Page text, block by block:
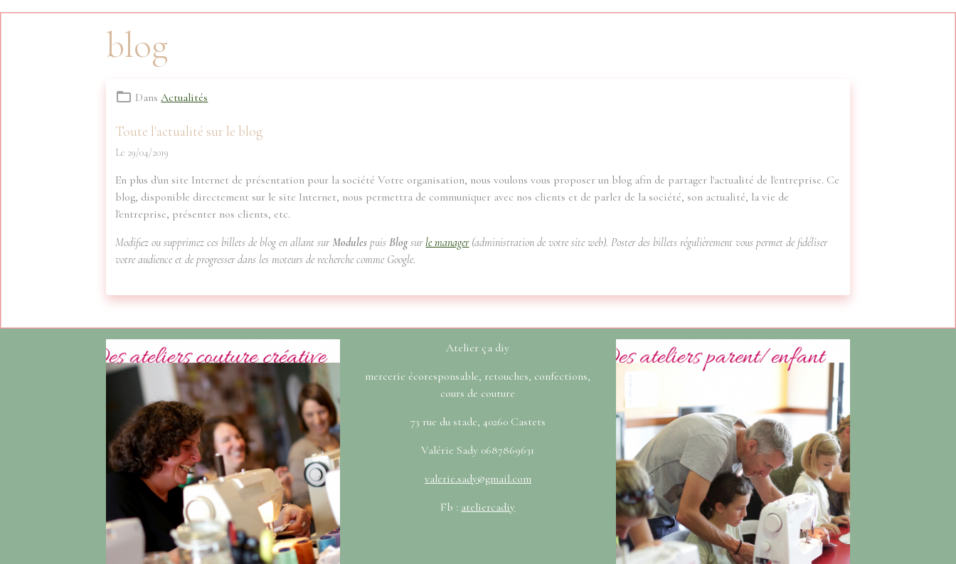
blog
DansActualités
Toute l'actualité sur le blog
Le 29/04/2019
En plus d'un site Internet de présentation pour la société Votre organisation, nous voulons vous proposer un blog afin de partager l'actualité de l'entreprise. Ce
blog, disponible directement sur le site Internet, nous permettra de communiquer avec nos clients et de parler de la société, son actualité, la vie de
l'entreprise, présenter nos clients, etc.
Modifiez ou supprimez ces billets de blog en allant surModules puis Blogsur le manager(administration de votre site web). Poster des billets régulièrement vous permet de fidéliser
votre audience et de progresser dans les moteurs de recherche comme Google.
Atelier ça diy
mercerie écoresponsable, retouches, confections,
cours de couture
73 rue du stade, 40260 Castets
Valérie Sady 0687869631
valerie.sady@gmail.com
Fb : ateliercadiy